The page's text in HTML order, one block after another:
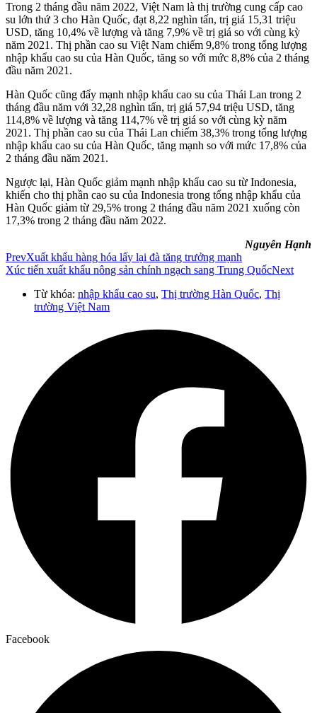
Trong 2 tháng đầu năm 2022, Việt Nam là thị trường cung cấp cao
su lớn thứ 3 cho Hàn Quốc, đạt 8,22 nghìn tấn, trị giá 15,31 triệu
USD, tăng 10,4% về lượng và tăng 7,9% về trị giá so với cùng kỳ
năm 2021. Thị phần cao su Việt Nam chiếm 9,8% trong tổng lượng
nhập khẩu cao su của Hàn Quốc, tăng so với mức 8,8% của 2 tháng
đầu năm 2021.
Hàn Quốc cũng đẩy mạnh nhập khẩu cao su của Thái Lan trong 2
tháng đầu năm với 32,28 nghìn tấn, trị giá 57,94 triệu USD, tăng
114,8% về lượng và tăng 114,7% về trị giá so với cùng kỳ năm
2021. Thị phần cao su của Thái Lan chiếm 38,3% trong tổng lượng
nhập khẩu cao su của Hàn Quốc, tăng mạnh so với mức 17,8% của
2 tháng đầu năm 2021.
Ngược lại, Hàn Quốc giảm mạnh nhập khẩu cao su từ Indonesia,
khiến cho thị phần cao su của Indonesia trong tổng nhập khẩu của
Hàn Quốc giảm từ 29,5% trong 2 tháng đầu năm 2021 xuống còn
17,3% trong 2 tháng đầu năm 2022.
Nguyễn Hạnh
PrevXuất khẩu hàng hóa lấy lại đà tăng trưởng mạnh
Xúc tiến xuất khẩu nông sản chính ngạch sang Trung QuốcNext
Từ khóa: nhập khẩu cao su, Thị trường Hàn Quốc, Thị
trường Việt Nam
Facebook